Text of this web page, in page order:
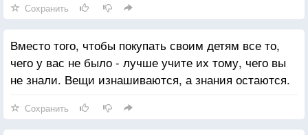
Сохранить
Вместо того, чтобы покупать своим детям все то,
чего у вас не было - лучше учите их тому, чего вы
не знали. Вещи изнашиваются, а знания остаются.
Сохранить